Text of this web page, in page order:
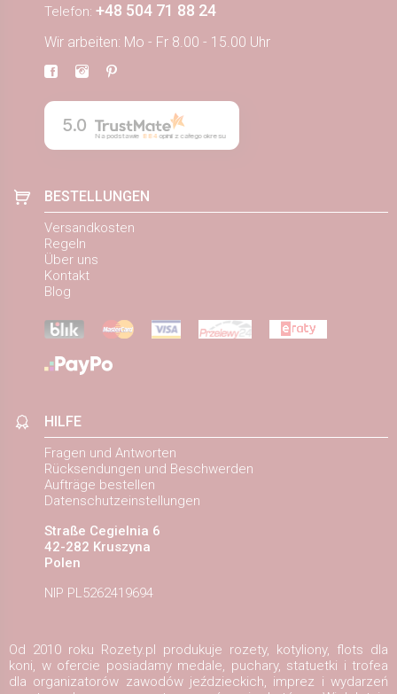
Telefon: +48 504 71 88 24
Wir arbeiten: Mo - Fr 8.00 - 15.00 Uhr
5.0
Na podstawie 884opinii z całego okresu
BESTELLUNGEN
Versandkosten
Regeln
Über uns
Kontakt
Blog
HILFE
Fragen und Antworten
Rücksendungen und Beschwerden
Aufträge bestellen
Datenschutzeinstellungen
Straße Cegielnia 6
42-282 Kruszyna
Polen
NIP PL5262419694
Od 2010 roku Rozety.pl produkuje rozety, kotyliony, flots dla
koni, w ofercie posiadamy medale, puchary, statuetki i trofea
dla organizatorów zawodów jeździeckich, imprez i wydarzeń